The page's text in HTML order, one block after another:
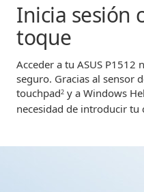
Inicia sesión
toque
Acceder a tu ASUS P1512
seguro. Gracias al sensor
touchpad2 y a Windows
necesidad de introducir tu